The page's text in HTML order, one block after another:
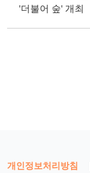
'더불어 숲' 개최
개인정보처리방침